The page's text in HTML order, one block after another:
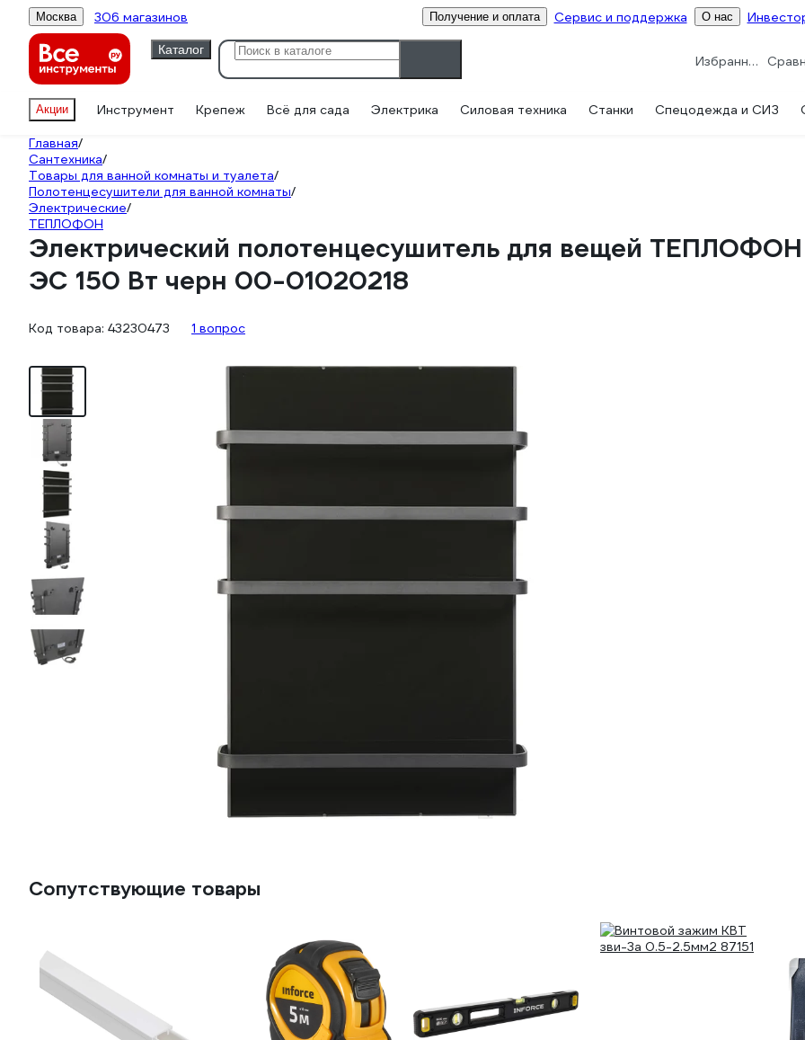
Москва 306 магазинов Получение и оплата Сервис и поддержка О нас
Каталог
Избранное
Акции Инструмент Крепеж Всё для сада Электрика Силовая техника Станки Спецодежда и СИЗ
Главная/
Сантехника/
Товары для ванной комнаты и туалета/
Полотенцесушители для ванной комнаты/
Электрические/
ТЕПЛОФОН
Электрический полотенцесушитель для вещей
ЭС 150 Вт черн 00-01020218
Код товара: 43230473 1 вопрос
Сопутствующие товары